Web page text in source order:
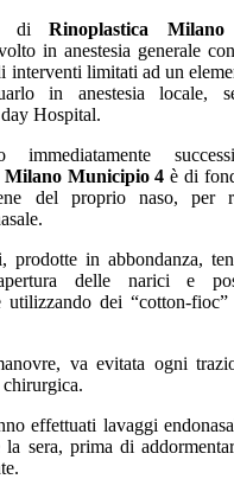
diRinoplastica
in anestesia generale
interventi limitati ad un
in anestesia locale,
Hospital.
immediatamente
Milano Municipio 4 è di
del proprio naso, per
prodotte in abbondanza,
delle narici e
utilizzando dei “cotton-
va evitata ogni
effettuati lavaggi
la sera, prima di